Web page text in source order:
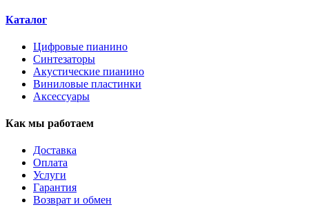
Каталог
Цифровые пианино
Синтезаторы
Акустические пианино
Виниловые пластинки
Аксессуары
Как мы работаем
Доставка
Оплата
Услуги
Гарантия
Возврат и обмен